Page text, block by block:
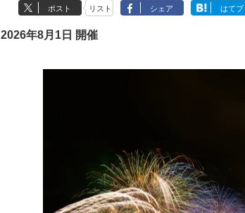
ポスト リスト シェア はてブ
2026年8月1日 開催